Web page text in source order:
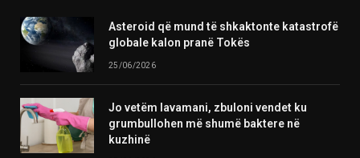
Asteroid që mund të shkaktonte katastrofë
globale kalon pranë Tokës
25/06/2026
Jo vetëm lavamani, zbuloni vendet ku
grumbullohen më shumë baktere në
kuzhinë